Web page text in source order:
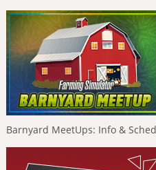
Barnyard MeetUps: Info &